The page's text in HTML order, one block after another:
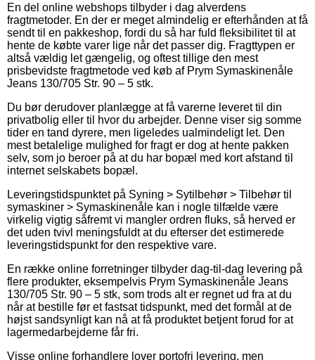
En del online webshops tilbyder i dag alverdens
fragtmetoder. En der er meget almindelig er efterhånden at få
sendt til en pakkeshop, fordi du så har fuld fleksibilitet til at
hente de købte varer lige når det passer dig. Fragttypen er
altså vældig let gængelig, og oftest tillige den mest
prisbevidste fragtmetode ved køb af Prym Symaskinenåle
Jeans 130/705 Str. 90 – 5 stk.
Du bør derudover planlægge at få varerne leveret til din
privatbolig eller til hvor du arbejder. Denne viser sig somme
tider en tand dyrere, men ligeledes ualmindeligt let. Den
mest betalelige mulighed for fragt er dog at hente pakken
selv, som jo beroer på at du har bopæl med kort afstand til
internet selskabets bopæl.
Leveringstidspunktet på Syning > Sytilbehør > Tilbehør til
symaskiner > Symaskinenåle kan i nogle tilfælde være
virkelig vigtig såfremt vi mangler ordren fluks, så herved er
det uden tvivl meningsfuldt at du efterser det estimerede
leveringstidspunkt for den respektive vare.
En række online forretninger tilbyder dag-til-dag levering på
flere produkter, eksempelvis Prym Symaskinenåle Jeans
130/705 Str. 90 – 5 stk, som trods alt er regnet ud fra at du
når at bestille før et fastsat tidspunkt, med det formål at de
højst sandsynligt kan nå at få produktet betjent forud for at
lagermedarbejderne får fri.
Visse online forhandlere lover portofri levering, men